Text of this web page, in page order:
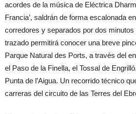
acordes de la música de Eléctrica
Francia’, saldrán de forma escalonada
corredores y separados por dos
trazado permitirá conocer una breve
Parque Natural des Ports, a través del
el Paso de la Finella, el Tossal de
Punta de l’Aigua. Un recorrido técnico
carreras del circuito de las Terres del